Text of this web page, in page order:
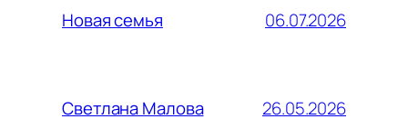
Новая семья 06.07.2026
Светлана Малова 26.05.2026